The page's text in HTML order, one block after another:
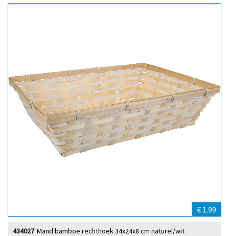
€ 1.99
Mand bamboe rechthoek 34x24x8 cm naturel/wit
434027